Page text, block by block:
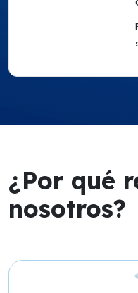
¿Por qué
nosotros?